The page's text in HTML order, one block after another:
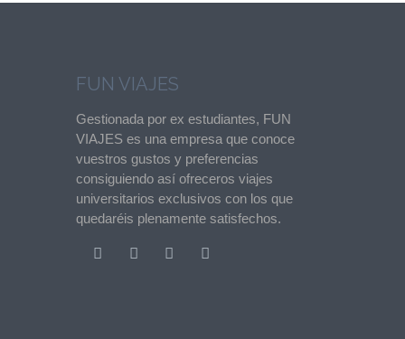
FUN VIAJES
Gestionada por ex estudiantes, FUN
VIAJES es una empresa que conoce
vuestros gustos y preferencias
consiguiendo así ofreceros viajes
universitarios exclusivos con los que
quedaréis plenamente satisfechos.